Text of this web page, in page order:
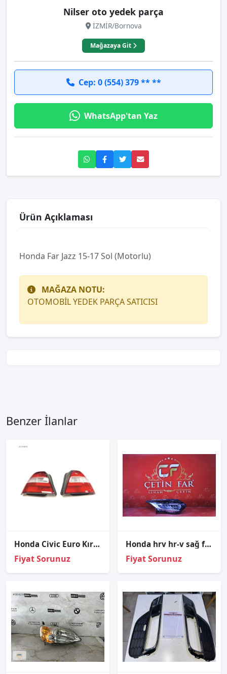
Nilser oto yedek parça
İZMİR/Bornova
Mağazaya Git
Cep: 0 (554) 379 ** **
WhatsApp'tan Yaz
Ürün Açıklaması
Honda Far Jazz 15-17 Sol (Motorlu)
MAĞAZA NOTU:
OTOMOBİL YEDEK PARÇA SATICISI
Benzer İlanlar
Honda Civic Euro Kırmızı Beyaz Sağ-Sol Stop Lamba 1996-1998
Fiyat Sorunuz
Honda hrv hr-v sağ full led far sıfır orj 2021-2023
Fiyat Sorunuz